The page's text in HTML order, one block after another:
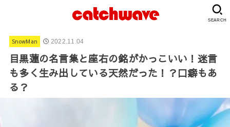
SEARCH
SnowMan 2022.11.04
目黒蓮の名言集と座右の銘がかっこいい！迷言
も多く生み出している天然だった！？口癖もあ
る？